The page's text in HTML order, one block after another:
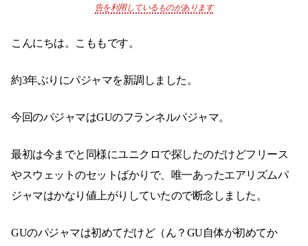
告を利用しているものがあります
こんにちは。こももです。
約3年ぶりにパジャマを新調しました。
今回のパジャマはGUのフランネルパジャマ。
最初は今までと同様にユニクロで探したのだけどフリース
やスウェットのセットばかりで、唯一あったエアリズムパ
ジャマはかなり値上がりしていたので断念しました。
GUのパジャマは初めてだけど（ん？GU自体が初めてか